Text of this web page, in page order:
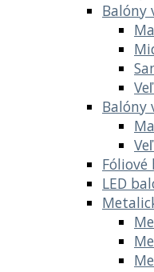
Balóny
Balóny
Fóliové
LED